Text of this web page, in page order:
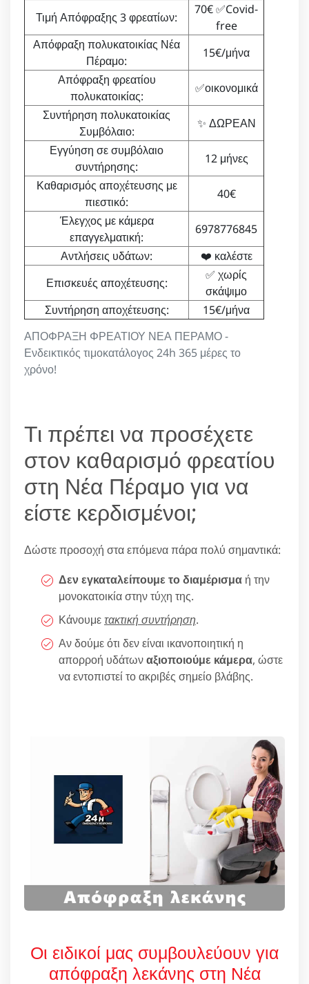
ΑΠΟΦΡΑΞΗ ΦΡΕΑΤΙΟΥ ΝΕΑ ΠΕΡΑΜΟ -
Ενδεικτικός τιμοκατάλογος 24h 365 μέρες το
χρόνο!
Τιμή Απόφραξης 3 φρεατίων:
70€ ✅Covid-
free
Απόφραξη πολυκατοικίας Νέα
Πέραμο:
15€/μήνα
Απόφραξη φρεατίου
πολυκατοικίας:
✅οικονομικά
Συντήρηση πολυκατοικίας
Συμβόλαιο:
✨ ΔΩΡΕΑΝ
Εγγύηση σε συμβόλαιο
συντήρησης:
12 μήνες
Καθαρισμός αποχέτευσης με
πιεστικό:
40€
Έλεγχος με κάμερα
επαγγελματική:
6978776845
Αντλήσεις υδάτων:
❤️ καλέστε
Επισκευές αποχέτευσης:
✅ χωρίς
σκάψιμο
Συντήρηση αποχέτευσης:
15€/μήνα
Τι πρέπει να προσέχετε
στον καθαρισμό φρεατίου
στη Νέα Πέραμο για να
είστε κερδισμένοι;
Δώστε προσοχή στα επόμενα πάρα πολύ σημαντικά:
Δεν εγκαταλείπουμε το διαμέρισμα ή την
μονοκατοικία στην τύχη της.
Κάνουμετακτική συντήρηση.
Αν δούμε ότι δεν είναι ικανοποιητική η
απορροή υδάτωναξιοποιούμε κάμερα, ώστε
να εντοπιστεί το ακριβές σημείο βλάβης.
Οι ειδικοί μας συμβουλεύουν για
απόφραξη λεκάνης στη Νέα